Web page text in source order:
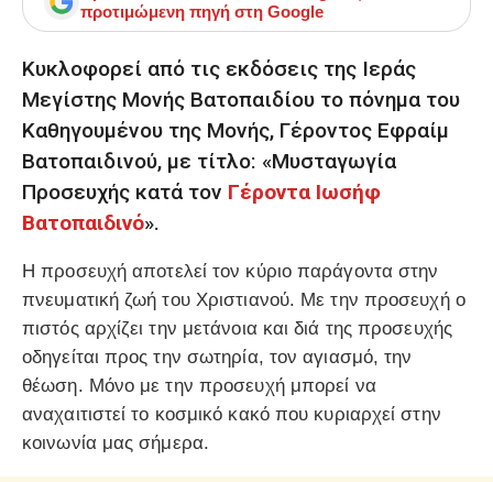
προτιμώμενη πηγή στη Google
Κυκλοφορεί από τις εκδόσεις της Ιεράς
Μεγίστης Μονής Βατοπαιδίου το πόνημα του
Καθηγουμένου της Μονής, Γέροντος Εφραίμ
Βατοπαιδινού, με τίτλο: «Μυσταγωγία
Προσευχής κατά τον Γέροντα Ιωσήφ
Βατοπαιδινό».
Η προσευχή αποτελεί τον κύριο παράγοντα στην
πνευματική ζωή του Χριστιανού. Με την προσευχή ο
πιστός αρχίζει την μετάνοια και διά της προσευχής
οδηγείται προς την σωτηρία, τον αγιασμό, την
θέωση. Μόνο με την προσευχή μπορεί να
αναχαιτιστεί το κοσμικό κακό που κυριαρχεί στην
κοινωνία μας σήμερα.